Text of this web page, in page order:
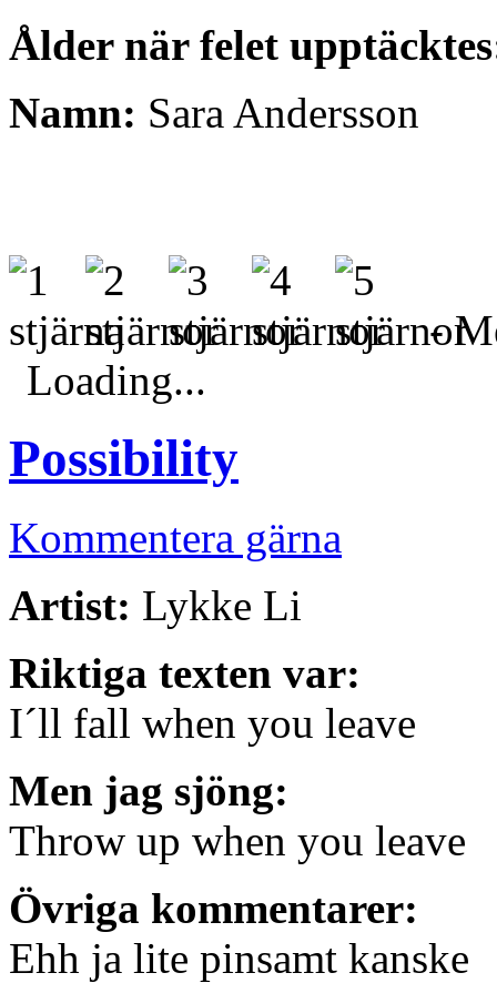
Ålder när felet
Namn: Sara Andersson
-
Loading...
Possibility
Kommentera gärna
Artist: Lykke Li
Riktiga texten var:
I´ll fall when you leave
Men jag sjöng:
Throw up when you leave
Övriga kommentarer:
Ehh ja lite pinsamt kanske